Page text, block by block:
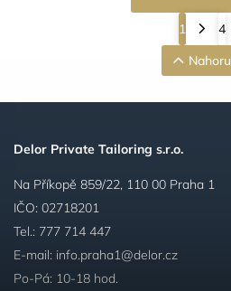
1
4
Nahoru
Delor Private Tailoring s.r.o.
Na Příkopě 859/22, 110 00 Praha 1
IČO: 02718201
Tel.: 777 714 447
E-mail: info.praha1@delor.cz
Po-Pá: 10-18 hod.